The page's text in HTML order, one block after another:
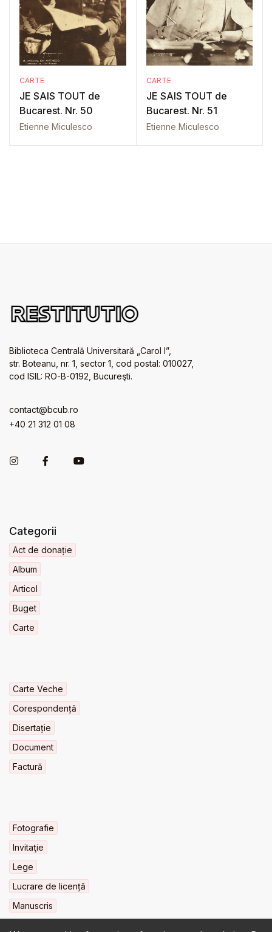
CARTE
JE SAIS TOUT de
Bucarest. Nr. 50
Etienne Miculesco
CARTE
JE SAIS TOUT de
Bucarest. Nr. 51
Etienne Miculesco
Biblioteca Centrală Universitară „Carol I”,
str. Boteanu, nr. 1, sector 1, cod postal: 010027,
cod ISIL: RO-B-0192, Bucureşti.
contact@bcub.ro
+40 21 312 01 08
Categorii
Act de donație
Album
Articol
Buget
Carte
Carte Veche
Corespondență
Disertație
Document
Factură
Fotografie
Invitaţie
Lege
Lucrare de licență
Manuscris